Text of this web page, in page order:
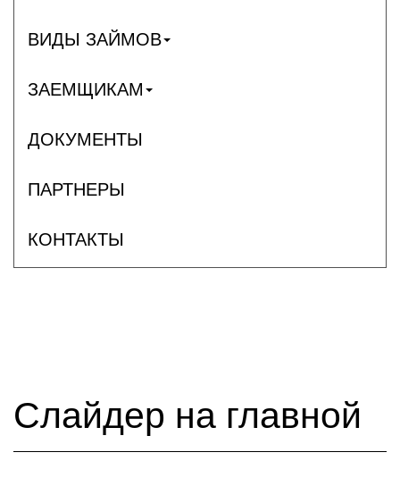
ВИДЫ ЗАЙМОВ
ЗАЕМЩИКАМ
ДОКУМЕНТЫ
ПАРТНЕРЫ
КОНТАКТЫ
Слайдер на главной